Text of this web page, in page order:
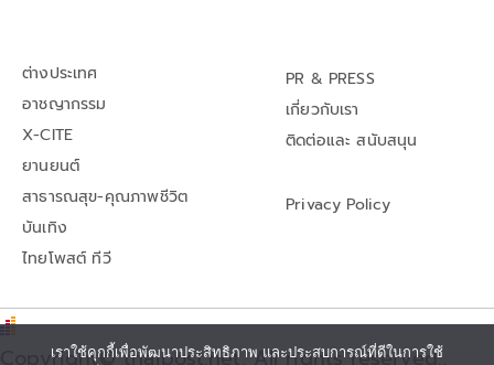
ต่างประเทศ
อาชญากรรม
X-CITE
ยานยนต์
สาธารณสุข-คุณภาพชีวิต
บันเทิง
ไทยโพสต์ ทีวี
PR & PRESS
เกี่ยวกับเรา
ติดต่อและ สนับสนุน
Privacy Policy
Copyright© thaipost.net, All rights reserved.,
เราใช้คุกกี้เพื่อพัฒนาประสิทธิภาพ และประสบการณ์ที่ดีในการใช้